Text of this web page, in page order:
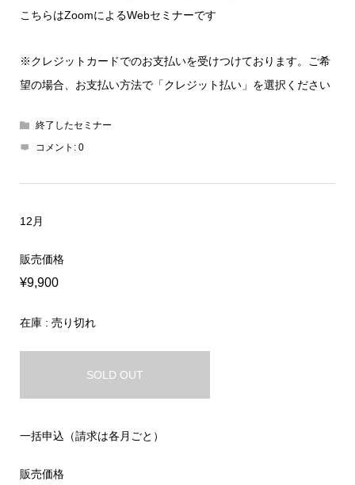
こちらはZoomによるWebセミナーです
※クレジットカードでのお支払いを受けつけております。ご希
望の場合、お支払い方法で「クレジット払い」を選択ください
終了したセミナー
コメント: 0
12月
販売価格
¥9,900
在庫 : 売り切れ
SOLD OUT
一括申込（請求は各月ごと）
販売価格